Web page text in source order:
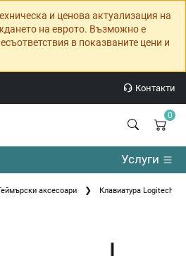
и ценова актуализация на
на еврото. Възможно е
в показваните цени и
Контакти
0
Услуги
аксесоари Клавиатура Logitech